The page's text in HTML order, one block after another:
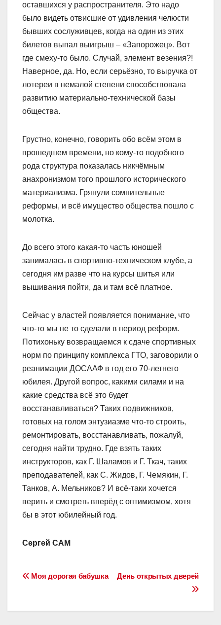
оставшихся у распространителя. Это надо
было видеть отвисшие от удивления челюсти
бывших сослуживцев, когда на один из этих
билетов выпал выигрыш – «Запорожец». Вот
где смеху-то было. Случай, элемент везения?!
Наверное, да. Но, если серьёзно, то выручка от
лотереи в немалой степени способствовала
развитию материально-технической базы
общества.
Грустно, конечно, говорить обо всём этом в
прошедшем времени, но кому-то подобного
рода структура показалась никчёмным
анахронизмом того прошлого исторического
материализма. Грянули сомнительные
реформы, и всё имущество общества пошло с
молотка.
До всего этого какая-то часть юношей
занималась в спортивно-техническом клубе, а
сегодня им разве что на курсы шитья или
вышивания пойти, да и там всё платное.
Сейчас у властей появляется понимание, что
что-то мы не то сделали в период реформ.
Потихоньку возвращаемся к сдаче спортивных
норм по принципу комплекса ГТО, заговорили о
реанимации ДОСААФ в год его 70-летнего
юбилея. Другой вопрос, какими силами и на
какие средства всё это будет
восстанавливаться? Таких подвижников,
готовых на голом энтузиазме что-то строить,
ремонтировать, восстанавливать, пожалуй,
сегодня найти трудно. Где взять таких
инструкторов, как Г. Шаламов и Г. Ткач, таких
преподавателей, как С. Жидов, Г. Чемякин, Г.
Танков, А. Мельников? И всё-таки хочется
верить и смотреть вперёд с оптимизмом, хотя
бы в этот юбилейный год.
Сергей САМ
Навигация
День открытых дверей
Моя дорогая бабушка